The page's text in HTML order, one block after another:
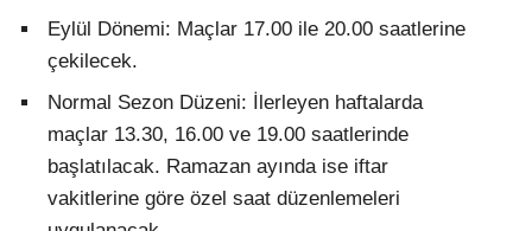
Eylül Dönemi: Maçlar 17.00 ile 20.00 saatlerine
çekilecek.
Normal Sezon Düzeni: İlerleyen haftalarda
maçlar 13.30, 16.00 ve 19.00 saatlerinde
başlatılacak. Ramazan ayında ise iftar
vakitlerine göre özel saat düzenlemeleri